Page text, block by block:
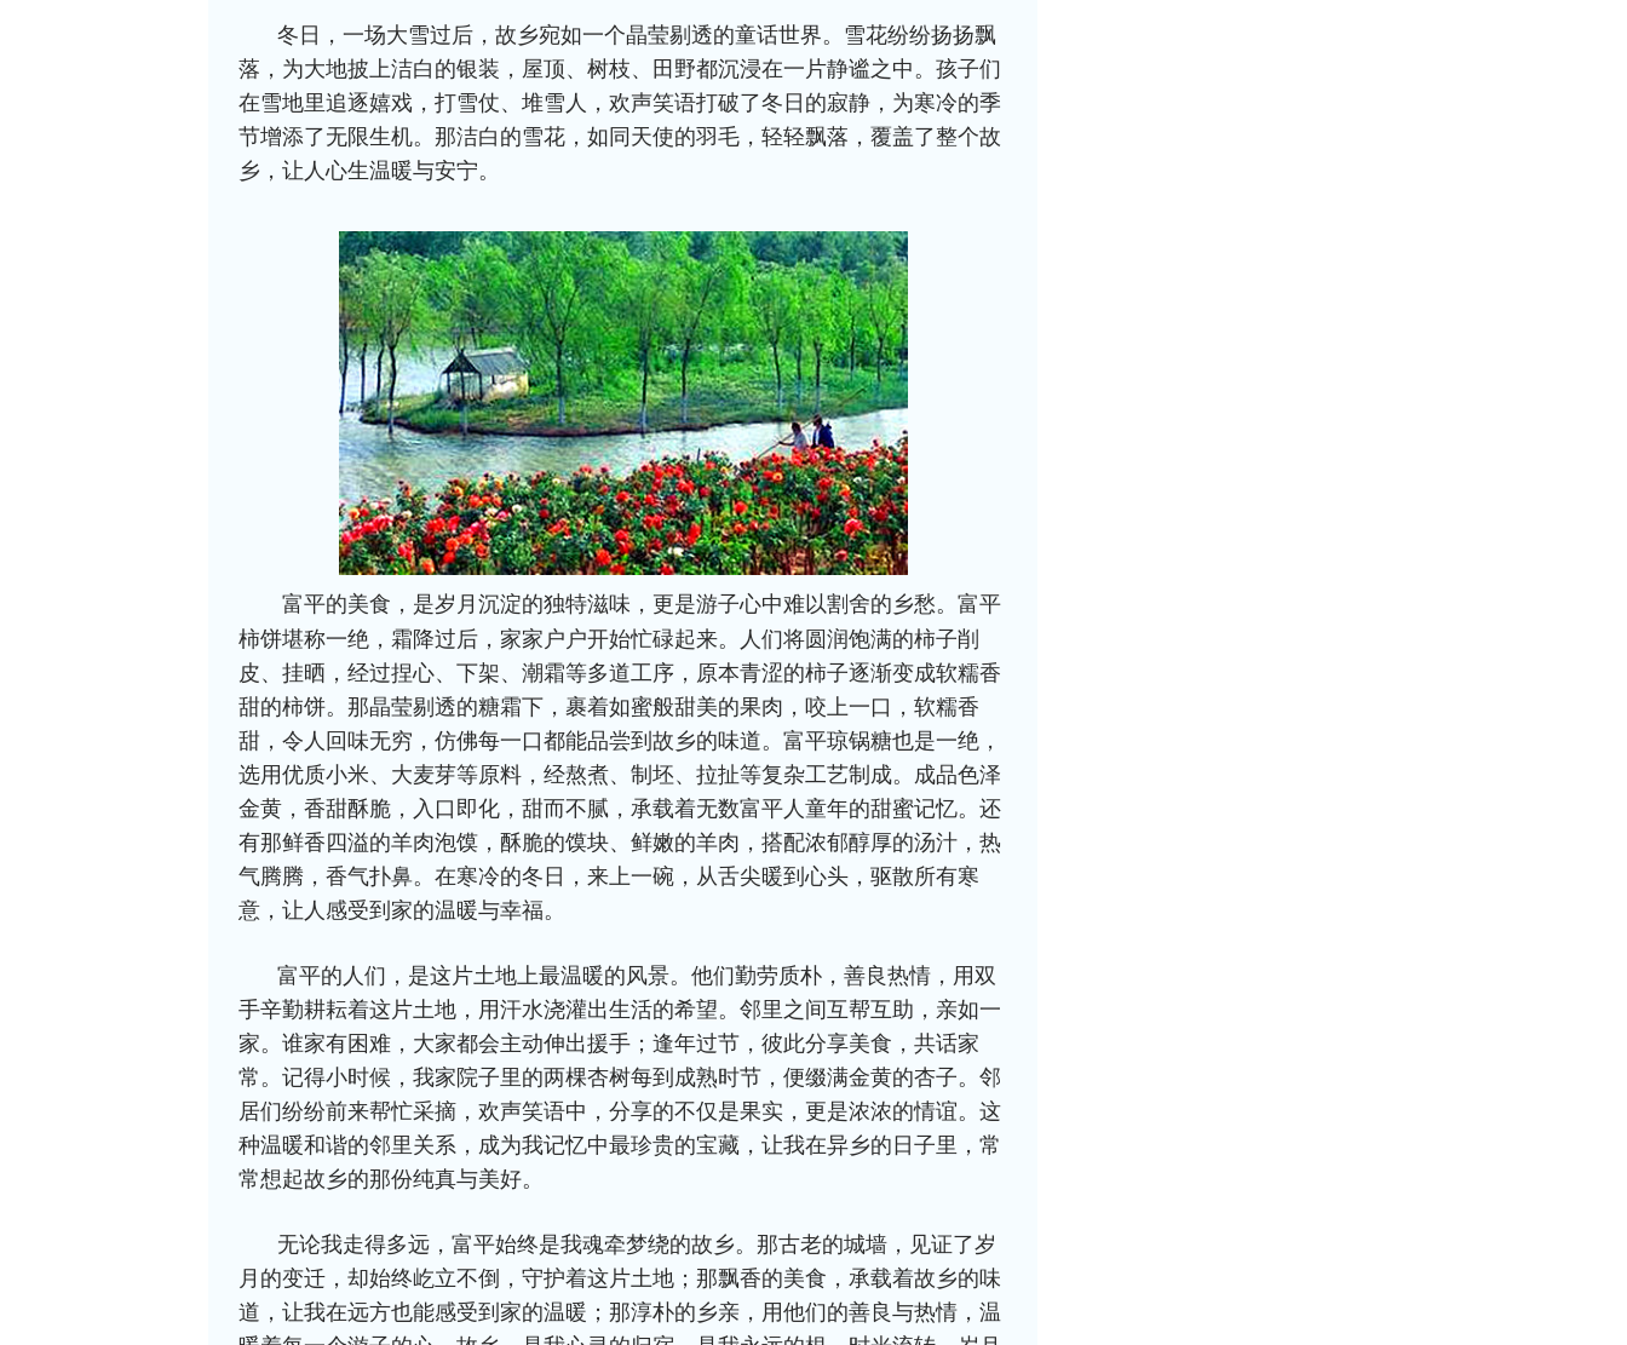
冬日，一场大雪过后，故乡宛如一个晶莹剔透的童话世界。雪花纷纷扬扬飘
落，为大地披上洁白的银装，屋顶、树枝、田野都沉浸在一片静谧之中。孩子们
在雪地里追逐嬉戏，打雪仗、堆雪人，欢声笑语打破了冬日的寂静，为寒冷的季
节增添了无限生机。那洁白的雪花，如同天使的羽毛，轻轻飘落，覆盖了整个故
乡，让人心生温暖与安宁。
富平的美食，是岁月沉淀的独特滋味，更是游子心中难以割舍的乡愁。富平
柿饼堪称一绝，霜降过后，家家户户开始忙碌起来。人们将圆润饱满的柿子削
皮、挂晒，经过捏心、下架、潮霜等多道工序，原本青涩的柿子逐渐变成软糯香
甜的柿饼。那晶莹剔透的糖霜下，裹着如蜜般甜美的果肉，咬上一口，软糯香
甜，令人回味无穷，仿佛每一口都能品尝到故乡的味道。富平琼锅糖也是一绝，
选用优质小米、大麦芽等原料，经熬煮、制坯、拉扯等复杂工艺制成。成品色泽
金黄，香甜酥脆，入口即化，甜而不腻，承载着无数富平人童年的甜蜜记忆。还
有那鲜香四溢的羊肉泡馍，酥脆的馍块、鲜嫩的羊肉，搭配浓郁醇厚的汤汁，热
气腾腾，香气扑鼻。在寒冷的冬日，来上一碗，从舌尖暖到心头，驱散所有寒
意，让人感受到家的温暖与幸福。
富平的人们，是这片土地上最温暖的风景。他们勤劳质朴，善良热情，用双
手辛勤耕耘着这片土地，用汗水浇灌出生活的希望。邻里之间互帮互助，亲如一
家。谁家有困难，大家都会主动伸出援手；逢年过节，彼此分享美食，共话家
常。记得小时候，我家院子里的两棵杏树每到成熟时节，便缀满金黄的杏子。邻
居们纷纷前来帮忙采摘，欢声笑语中，分享的不仅是果实，更是浓浓的情谊。这
种温暖和谐的邻里关系，成为我记忆中最珍贵的宝藏，让我在异乡的日子里，常
常想起故乡的那份纯真与美好。
无论我走得多远，富平始终是我魂牵梦绕的故乡。那古老的城墙，见证了岁
月的变迁，却始终屹立不倒，守护着这片土地；那飘香的美食，承载着故乡的味
道，让我在远方也能感受到家的温暖；那淳朴的乡亲，用他们的善良与热情，温